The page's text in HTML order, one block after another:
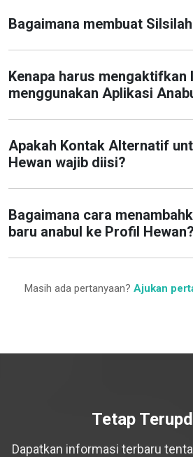
Bagaimana membuat
Kenapa harus mengaktifkan
menggunakan Aplikasi
Apakah Kontak Alternatif
Hewan wajib diisi?
Bagaimana cara
baru anabul ke Profil Hewan?
Masih ada pertanyaan? Ajukan
Tetap
Dapatkan informasi terbaru